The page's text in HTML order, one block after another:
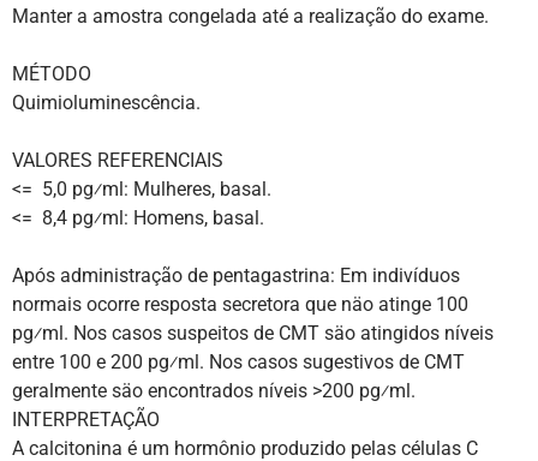
Manter a amostra congelada até a realização do exame.
MÉTODO
Quimioluminescência.
VALORES REFERENCIAIS
<= 5,0 pg⁄ml: Mulheres, basal.
<= 8,4 pg⁄ml: Homens, basal.
Após administração de pentagastrina: Em indivíduos
normais ocorre resposta secretora que näo atinge 100
pg⁄ml. Nos casos suspeitos de CMT säo atingidos níveis
entre 100 e 200 pg⁄ml. Nos casos sugestivos de CMT
geralmente säo encontrados níveis >200 pg⁄ml.
INTERPRETAÇÃO
A calcitonina é um hormônio produzido pelas células C